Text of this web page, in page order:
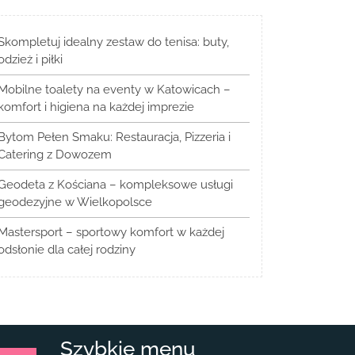
idealny zestaw do tenisa: buty,
i piłki
toalety na eventy w Katowicach –
i higiena na każdej imprezie
Pełen Smaku: Restauracja, Pizzeria i
z Dowozem
z Kościana – kompleksowe usługi
w Wielkopolsce
– sportowy komfort w każdej
dla całej rodziny
Szybkie menu